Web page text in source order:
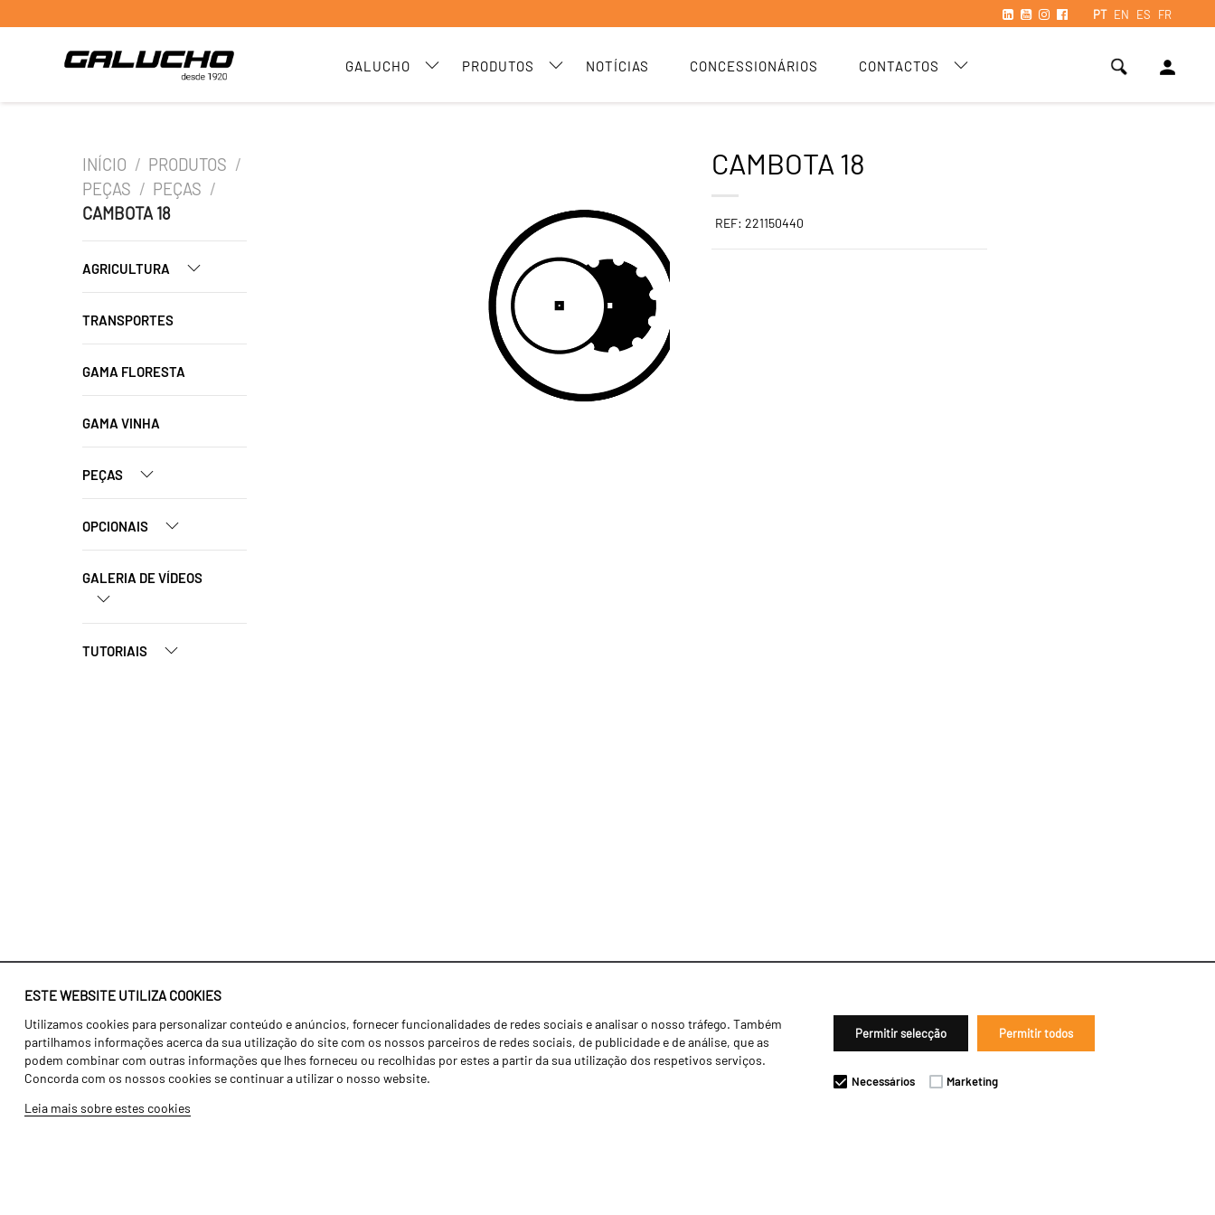
PT EN ES FR
GALUCHO PRODUTOS NOTÍCIAS CONCESSIONÁRIOS CONTACTOS person
ESTE WEBSITE UTILIZA COOKIES
Utilizamos cookies para personalizar conteúdo e anúncios, fornecer funcionalidades de redes sociais e analisar o nosso tráfego. Também
partilhamos informações acerca da sua utilização do site com os nossos parceiros de redes sociais, de publicidade e de análise, que as
podem combinar com outras informações que lhes forneceu ou recolhidas por estes a partir da sua utilização dos respetivos serviços.
Concorda com os nossos cookies se continuar a utilizar o nosso website.
Leia mais sobre estes cookies
Permitir selecção Permitir todos
Necessários Marketing
INÍCIO / PRODUTOS /
PEÇAS / PEÇAS /
CAMBOTA 18
AGRICULTURA
TRANSPORTES
GAMA FLORESTA
GAMA VINHA
PEÇAS
OPCIONAIS
GALERIA DE VÍDEOS
TUTORIAIS
CAMBOTA 18
REF: 221150440
Identidade
História
Fábrica / Produção
Recursos Humanos
Agricultura
Transportes
Gama Floresta
Notícias
Concessionários